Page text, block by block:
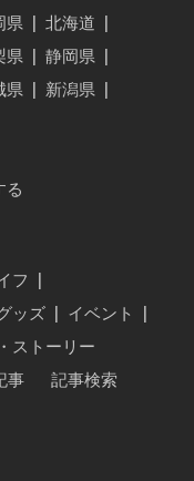
県 北海道
県 静岡県
県 新潟県
る
フ
ッズ イベント
ストーリー
事
記事検索